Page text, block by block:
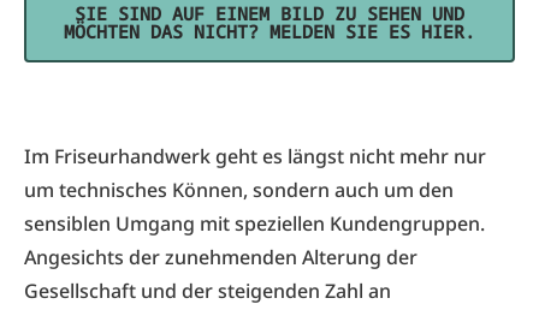
SIE SIND AUF EINEM BILD ZU SEHEN UND
MÖCHTEN DAS NICHT? MELDEN SIE ES HIER.
Im Friseurhandwerk geht es längst nicht mehr nur
um technisches Können, sondern auch um den
sensiblen Umgang mit speziellen Kundengruppen.
Angesichts der zunehmenden Alterung der
Gesellschaft und der steigenden Zahl an